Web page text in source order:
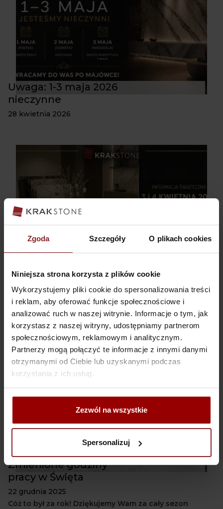
Zgoda Szczegóły O plikach cookies
Niniejsza strona korzysta z plików cookie
Wykorzystujemy pliki cookie do spersonalizowania treści
i reklam, aby oferować funkcje społecznościowe i
analizować ruch w naszej witrynie. Informacje o tym, jak
korzystasz z naszej witryny, udostępniamy partnerom
społecznościowym, reklamowym i analitycznym.
Partnerzy mogą połączyć te informacje z innymi danymi
otrzymanymi od Ciebie lub uzyskanymi podczas
korzystania z ich usług.
Zezwól na wszystkie
Spersonalizuj
Uwaga: 1-3 maja 2026
nieczynne
28 kwietnia 2026
1 kwietnia 2026
Radosnych i cudownych Świąt Wielkanocnych! Poniżej
nasze godziny otwarcia w ten wyjątkowy czas
Zmienione godziny
pracy w Święta
22 grudnia 2025
Cóż to był za rok! Dziękujemy Wam za cały sezon